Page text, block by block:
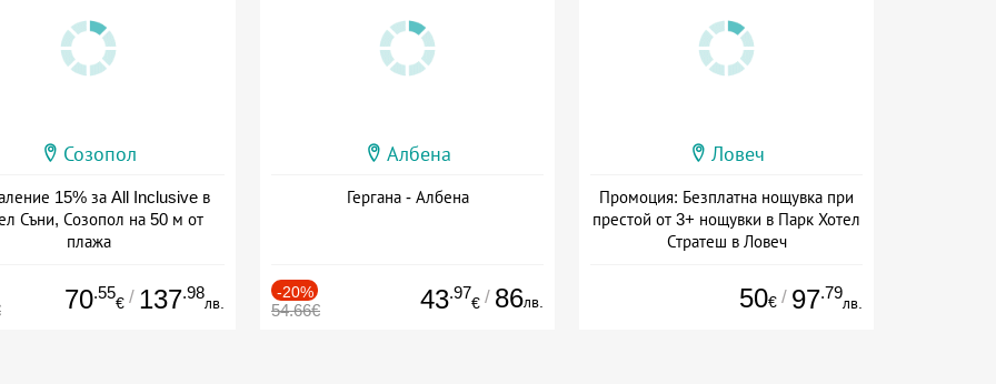
Созопол
15% за All Inclusive в
Съни, Созопол на 50 м от
плажа
70.55
€ / 137.98
лв.
Албена
Гергана - Албена
-20%
54.66€ 43.97
€ / 86лв.
Ловеч
Промоция: Безплатна нощувка при
престой от 3+ нощувки в Парк Хотел
Стратеш в Ловеч
50€ / 97.79
лв.